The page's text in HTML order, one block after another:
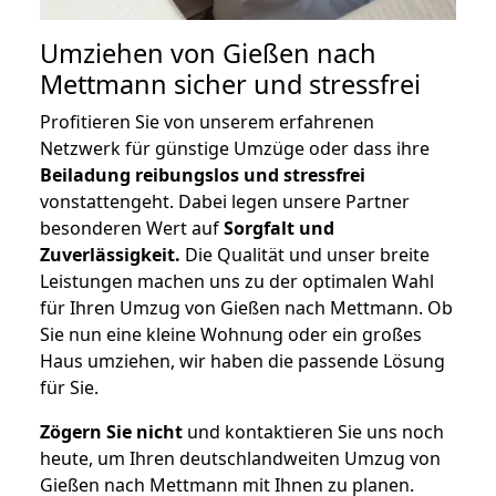
Umziehen von Gießen nach
Mettmann sicher und stressfrei
Profitieren Sie von unserem erfahrenen
Netzwerk für günstige Umzüge oder dass ihre
Beiladung reibungslos und stressfrei
vonstattengeht. Dabei legen unsere Partner
besonderen Wert aufSorgfalt und
Zuverlässigkeit. Die Qualität und unser breite
Leistungen machen uns zu der optimalen Wahl
für Ihren Umzug von Gießen nach Mettmann. Ob
Sie nun eine kleine Wohnung oder ein großes
Haus umziehen, wir haben die passende Lösung
für Sie.
Zögern Sie nicht und kontaktieren Sie uns noch
heute, um Ihren deutschlandweiten Umzug von
Gießen nach Mettmann mit Ihnen zu planen.